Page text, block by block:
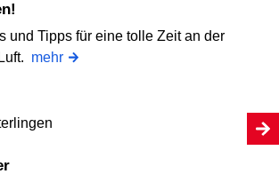
und Tipps für eine tolle Zeit an der
mehr